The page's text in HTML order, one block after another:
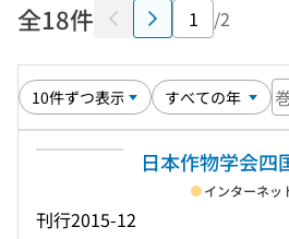
全18件 /2
日本作物学会四
刊行2015-12
インターネッ